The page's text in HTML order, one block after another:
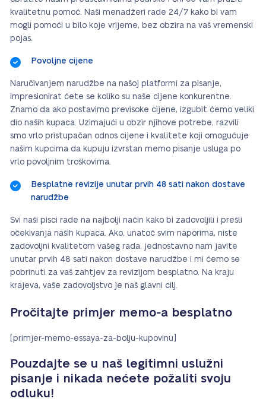
kvalitetnu pomoć. Naši menadžeri rade 24/7 kako bi vam
mogli pomoći u bilo koje vrijeme, bez obzira na vaš vremenski
pojas.
Povoljne cijene
Naručivanjem narudžbe na našoj platformi za pisanje,
impresionirat ćete se koliko su naše cijene konkurentne.
Znamo da ako postavimo previsoke cijene, izgubit ćemo veliki
dio naših kupaca. Uzimajući u obzir njihove potrebe, razvili
smo vrlo pristupačan odnos cijene i kvalitete koji omogućuje
našim kupcima da kupuju izvrstan memo pisanje usluga po
vrlo povoljnim troškovima.
Besplatne revizije unutar prvih 48 sati nakon dostave
narudžbe
Svi naši pisci rade na najbolji način kako bi zadovoljili i prešli
očekivanja naših kupaca. Ako, unatoč svim naporima, niste
zadovoljni kvalitetom vašeg rada, jednostavno nam javite
unutar prvih 48 sati nakon dostave narudžbe i mi ćemo se
pobrinuti za vaš zahtjev za revizijom besplatno. Na kraju
krajeva, vaše zadovoljstvo je naš glavni cilj.
Pročitajte primjer memo-a besplatno
[primjer-memo-essaya-za-bolju-kupovinu]
Pouzdajte se u naš legitimni uslužni
pisanje i nikada nećete požaliti svoju
odluku!